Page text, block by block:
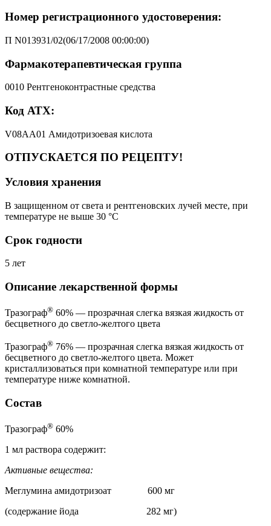
Номер регистрационного удостоверения:
П N013931/02(06/17/2008 00:00:00)
Фармакотерапевтическая группа
0010 Рентгеноконтрастные средства
Код АТХ:
V08AA01 Амидотризоевая кислота
ОТПУСКАЕТСЯ ПО РЕЦЕПТУ!
Условия хранения
В защищенном от света и рентгеновских лучей месте, при
температуре не выше 30 °C
Срок годности
5 лет
Описание лекарственной формы
Тразограф® 60% — прозрачная слегка вязкая жидкость от
бесцветного до светло-желтого цвета
Тразограф® 76% — прозрачная слегка вязкая жидкость от
бесцветного до светло-желтого цвета. Может
кристаллизоваться при комнатной температуре или при
температуре ниже комнатной.
Состав
Тразограф® 60%
1 мл раствора содержит:
Активные вещества:
Меглумина амидотризоат 600 мг
(содержание йода 282 мг)